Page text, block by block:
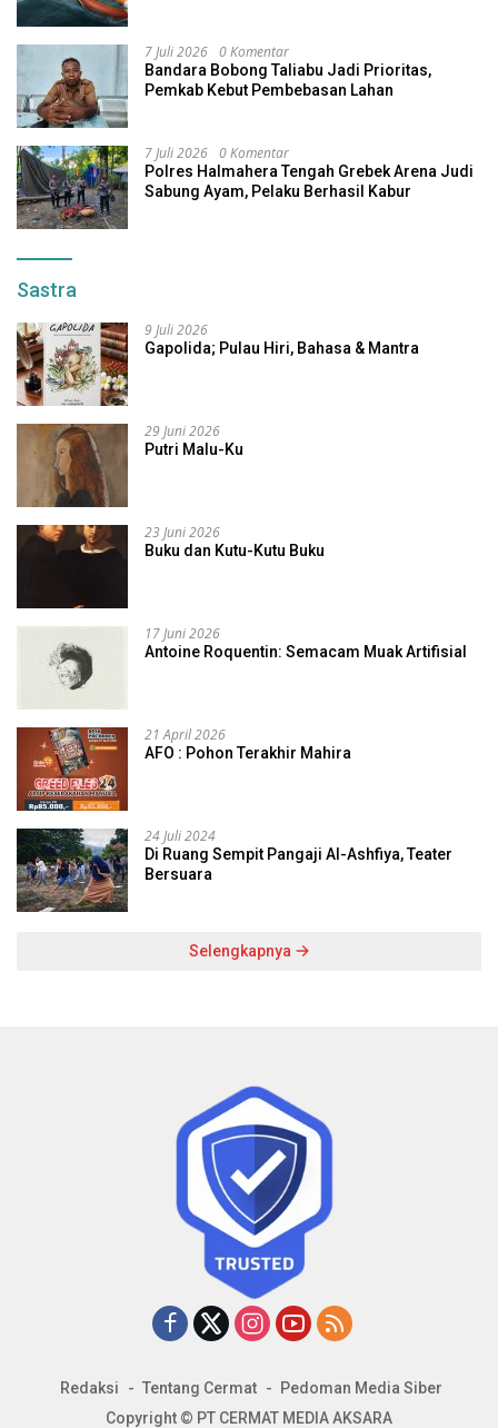
7 Juli 2026 0 Komentar
Bandara Bobong Taliabu Jadi Prioritas,
Pemkab Kebut Pembebasan Lahan
7 Juli 2026 0 Komentar
Polres Halmahera Tengah Grebek Arena Judi
Sabung Ayam, Pelaku Berhasil Kabur
Sastra
9 Juli 2026
Gapolida; Pulau Hiri, Bahasa & Mantra
29 Juni 2026
Putri Malu-Ku
23 Juni 2026
Buku dan Kutu-Kutu Buku
17 Juni 2026
Antoine Roquentin: Semacam Muak Artifisial
21 April 2026
AFO : Pohon Terakhir Mahira
24 Juli 2024
Di Ruang Sempit Pangaji Al-Ashfiya, Teater
Bersuara
Selengkapnya
Redaksi Tentang Cermat
Pedoman Media Siber
Copyright © PT CERMAT MEDIA AKSARA